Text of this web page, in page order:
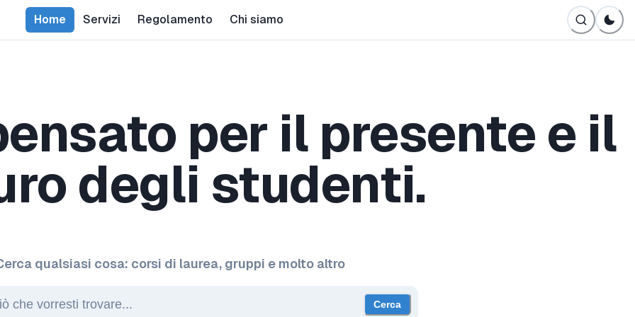
Home Servizi Regolamento Chi siamo
per il presente e il
degli studenti.
qualsiasi cosa: corsi di laurea, gruppi e molto altro
Cerca